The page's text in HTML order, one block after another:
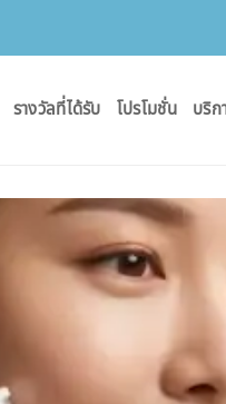
รางวัลที่ได้รับ โปรโมชั่น บริก